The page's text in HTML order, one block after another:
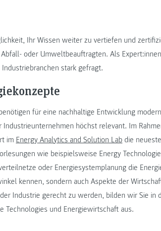
Ihr Wissen weiter zu vertiefen und
oder Umweltbeauftragten. Als
stark gefragt.
für eine nachhaltige Entwicklung
höchst relevant. Im
im Energy Analytics and Solution Lab die
wie beispielsweise Energy
oder Energiesystemplanung die
kennen, sondern auch Aspekte der
Industrie gerecht zu werden, bilden wir Sie in
Technologies und Energiewirtschaft aus.